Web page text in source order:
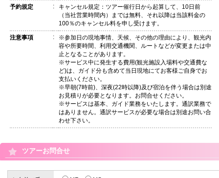
予約規定 :
キャンセル規定：ツアー催行日から起算して、10日前
（当社営業時間内）までは無料、それ以降は当該料金の
100％のキャンセル料を申し受けます。
注意事項 :
※参加日の現地事情、天候、その他の理由により、観光内
容や所要時間、利用交通機関、ルートなどが変更または中
止となることがあります。
※サービス中に発生する費用(観光施設入場料や交通費な
ど)は、ガイド分も含めて当日現地にてお客様ご自身でお
支払いください。
※早朝(7時前)、深夜(22時以降)及び宿泊を伴う場合は別途
お見積りが必要となります。お問合せください。
※サービスは基本、ガイド業務をいたします。通訳業務で
はありません。通訳サービスが必要な場合は別途お問い合
わせ下さい。
ツアーお問合せ